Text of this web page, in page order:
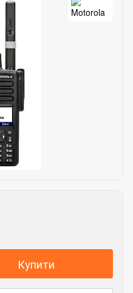
Купити